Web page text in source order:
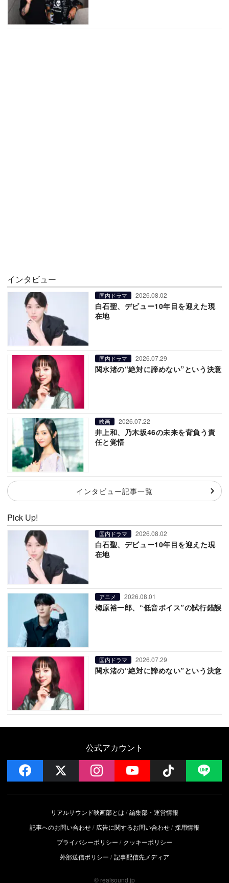
インタビュー
国内ドラマ 2026.08.02
白石聖、デビュー10年目を迎えた現
在地
国内ドラマ 2026.07.29
関水渚の“絶対に諦めない”という決意
映画 2026.07.22
井上和、乃木坂46の未来を背負う責
任と覚悟
インタビュー記事一覧
Pick Up!
国内ドラマ 2026.08.02
白石聖、デビュー10年目を迎えた現
在地
アニメ 2026.08.01
梅原裕一郎、“低音ボイス”の試行錯誤
国内ドラマ 2026.07.29
関水渚の“絶対に諦めない”という決意
公式アカウント
facebook instagramYouTube Follow
リアルサウンド映画部とは
編集部・運営情報
記事へのお問い合わせ
広告に関するお問い合わせ 採用情報
プライバシーポリシー
クッキーポリシー
外部送信ポリシー
記事配信先メディア
© realsound.jp